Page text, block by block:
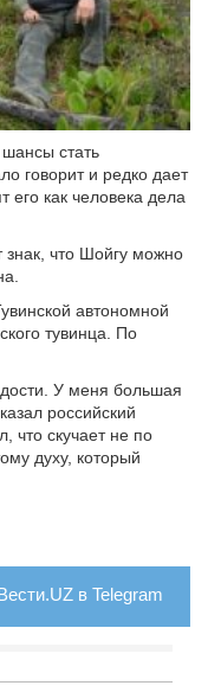
стать
говорит и редко дает
его как человека дела
знак, что Шойгу можно
автономной
тувинца. По
У меня большая
российский
что скучает не по
духу, который
в Telegram